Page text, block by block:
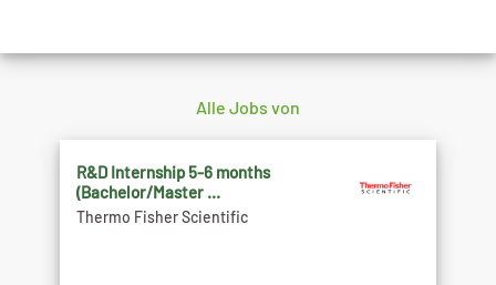
Alle Jobs von
R&D Internship 5-6 months
(Bachelor/Master ...
Thermo Fisher Scientific